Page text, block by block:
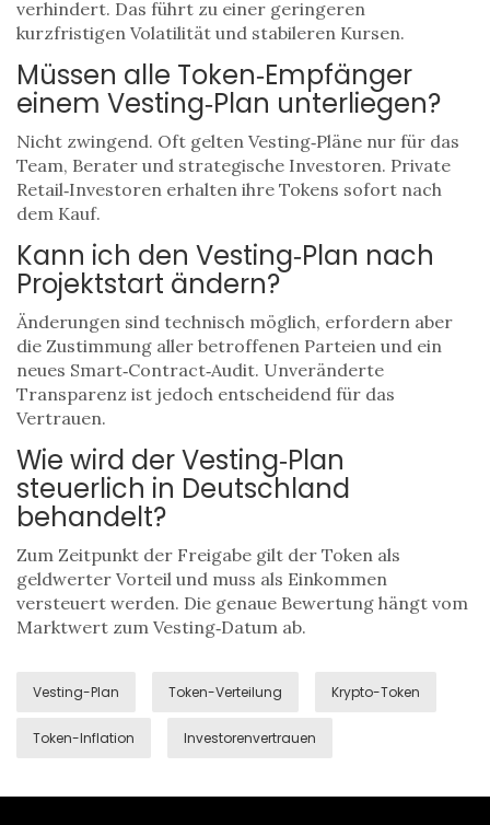
verhindert. Das führt zu einer geringeren
kurzfristigen Volatilität und stabileren Kursen.
Müssen alle Token‑Empfänger
einem Vesting‑Plan unterliegen?
Nicht zwingend. Oft gelten Vesting‑Pläne nur für das
Team, Berater und strategische Investoren. Private
Retail‑Investoren erhalten ihre Tokens sofort nach
dem Kauf.
Kann ich den Vesting‑Plan nach
Projektstart ändern?
Änderungen sind technisch möglich, erfordern aber
die Zustimmung aller betroffenen Parteien und ein
neues Smart‑Contract‑Audit. Unveränderte
Transparenz ist jedoch entscheidend für das
Vertrauen.
Wie wird der Vesting‑Plan
steuerlich in Deutschland
behandelt?
Zum Zeitpunkt der Freigabe gilt der Token als
geldwerter Vorteil und muss als Einkommen
versteuert werden. Die genaue Bewertung hängt vom
Marktwert zum Vesting‑Datum ab.
Vesting-Plan Token-Verteilung Krypto-Token
Token-Inflation Investorenvertrauen